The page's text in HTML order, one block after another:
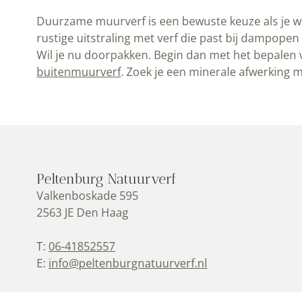
Duurzame muurverf is een bewuste keuze als je
rustige uitstraling met verf die past bij
Wil je nu doorpakken. Begin dan met het
buitenmuurverf. Zoek je een minerale afwerking
Peltenburg Natuurverf
Valkenboskade 595
2563 JE Den Haag
T: 06-41852557
E: info@peltenburgnatuurverf.nl